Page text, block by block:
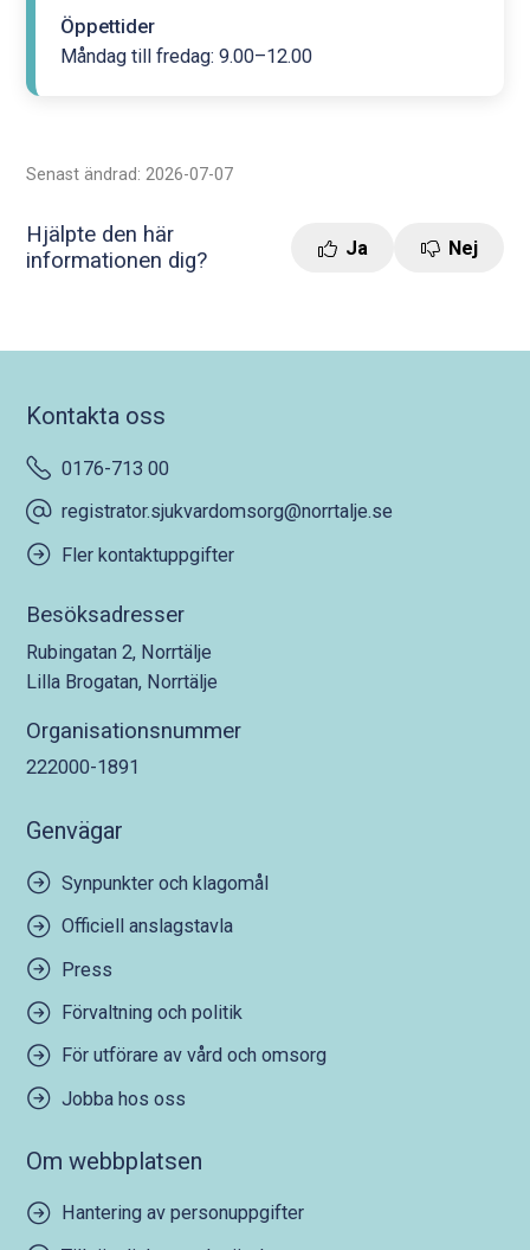
Öppettider
Måndag till fredag: 9.00–12.00
Senast ändrad: 2026-07-07
Hjälpte den här
informationen dig?
Ja Nej
Kontakta oss
0176-713 00
registrator.sjukvardomsorg@norrtalje.se
Fler kontaktuppgifter
Besöksadresser
Rubingatan 2, Norrtälje
Lilla Brogatan, Norrtälje
Organisationsnummer
222000-1891
Genvägar
Synpunkter och klagomål
Officiell anslagstavla
Press
Förvaltning och politik
För utförare av vård och omsorg
Jobba hos oss
Om webbplatsen
Hantering av personuppgifter